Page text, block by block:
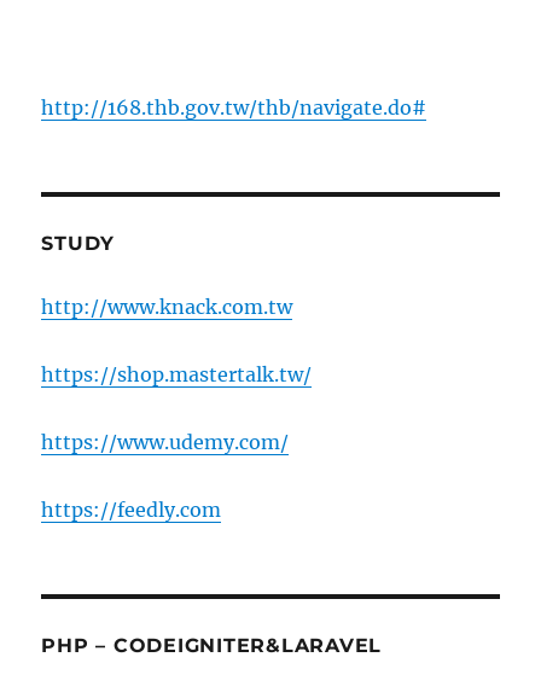
http://168.thb.gov.tw/thb/navigate.do#
STUDY
http://www.knack.com.tw
https://shop.mastertalk.tw/
https://www.udemy.com/
https://feedly.com
PHP – CODEIGNITER&LARAVEL